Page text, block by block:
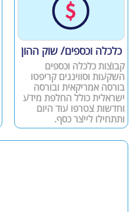
כלכלה וכספים/ שוק ההון
קבוצות כלכלה וכספים
השקעות וסווינגים קריפטו
בורסה אמריקאית ובורסה
ישראלית כולל החלפת מידע
וחדשות צטרפו עוד היום
ותתחילו לייצר כסף.